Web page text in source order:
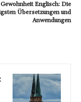
Gewohnheit Englisch: Die
Übersetzungen und
Anwendungen